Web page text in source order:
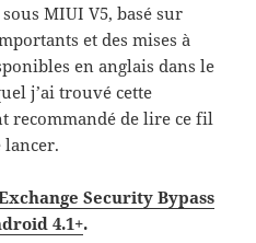
MIUI V5, basé sur
et des mises à
en anglais dans le
j’ai trouvé cette
recommandé de lire ce fil
lancer.
Security Bypass
4.1+.